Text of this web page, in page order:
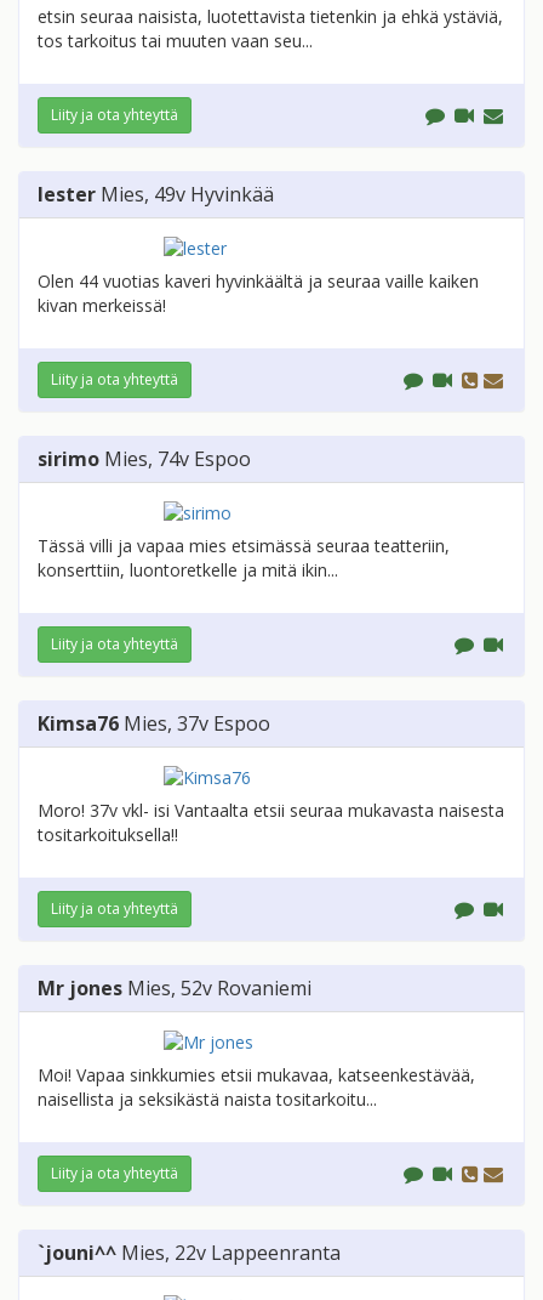
etsin seuraa naisista, luotettavista tietenkin ja ehkä ystäviä,
tos tarkoitus tai muuten vaan seu...
Liity ja ota yhteyttä
lester Mies, 49v Hyvinkää
Olen 44 vuotias kaveri hyvinkäältä ja seuraa vaille kaiken
kivan merkeissä!
Liity ja ota yhteyttä
sirimo Mies, 74v Espoo
Tässä villi ja vapaa mies etsimässä seuraa teatteriin,
konserttiin, luontoretkelle ja mitä ikin...
Liity ja ota yhteyttä
Kimsa76 Mies, 37v Espoo
Moro! 37v vkl- isi Vantaalta etsii seuraa mukavasta naisesta
tositarkoituksella!!
Liity ja ota yhteyttä
Mr jones Mies, 52v Rovaniemi
Moi! Vapaa sinkkumies etsii mukavaa, katseenkestävää,
naisellista ja seksikästä naista tositarkoitu...
Liity ja ota yhteyttä
`jouni^^ Mies, 22v Lappeenranta